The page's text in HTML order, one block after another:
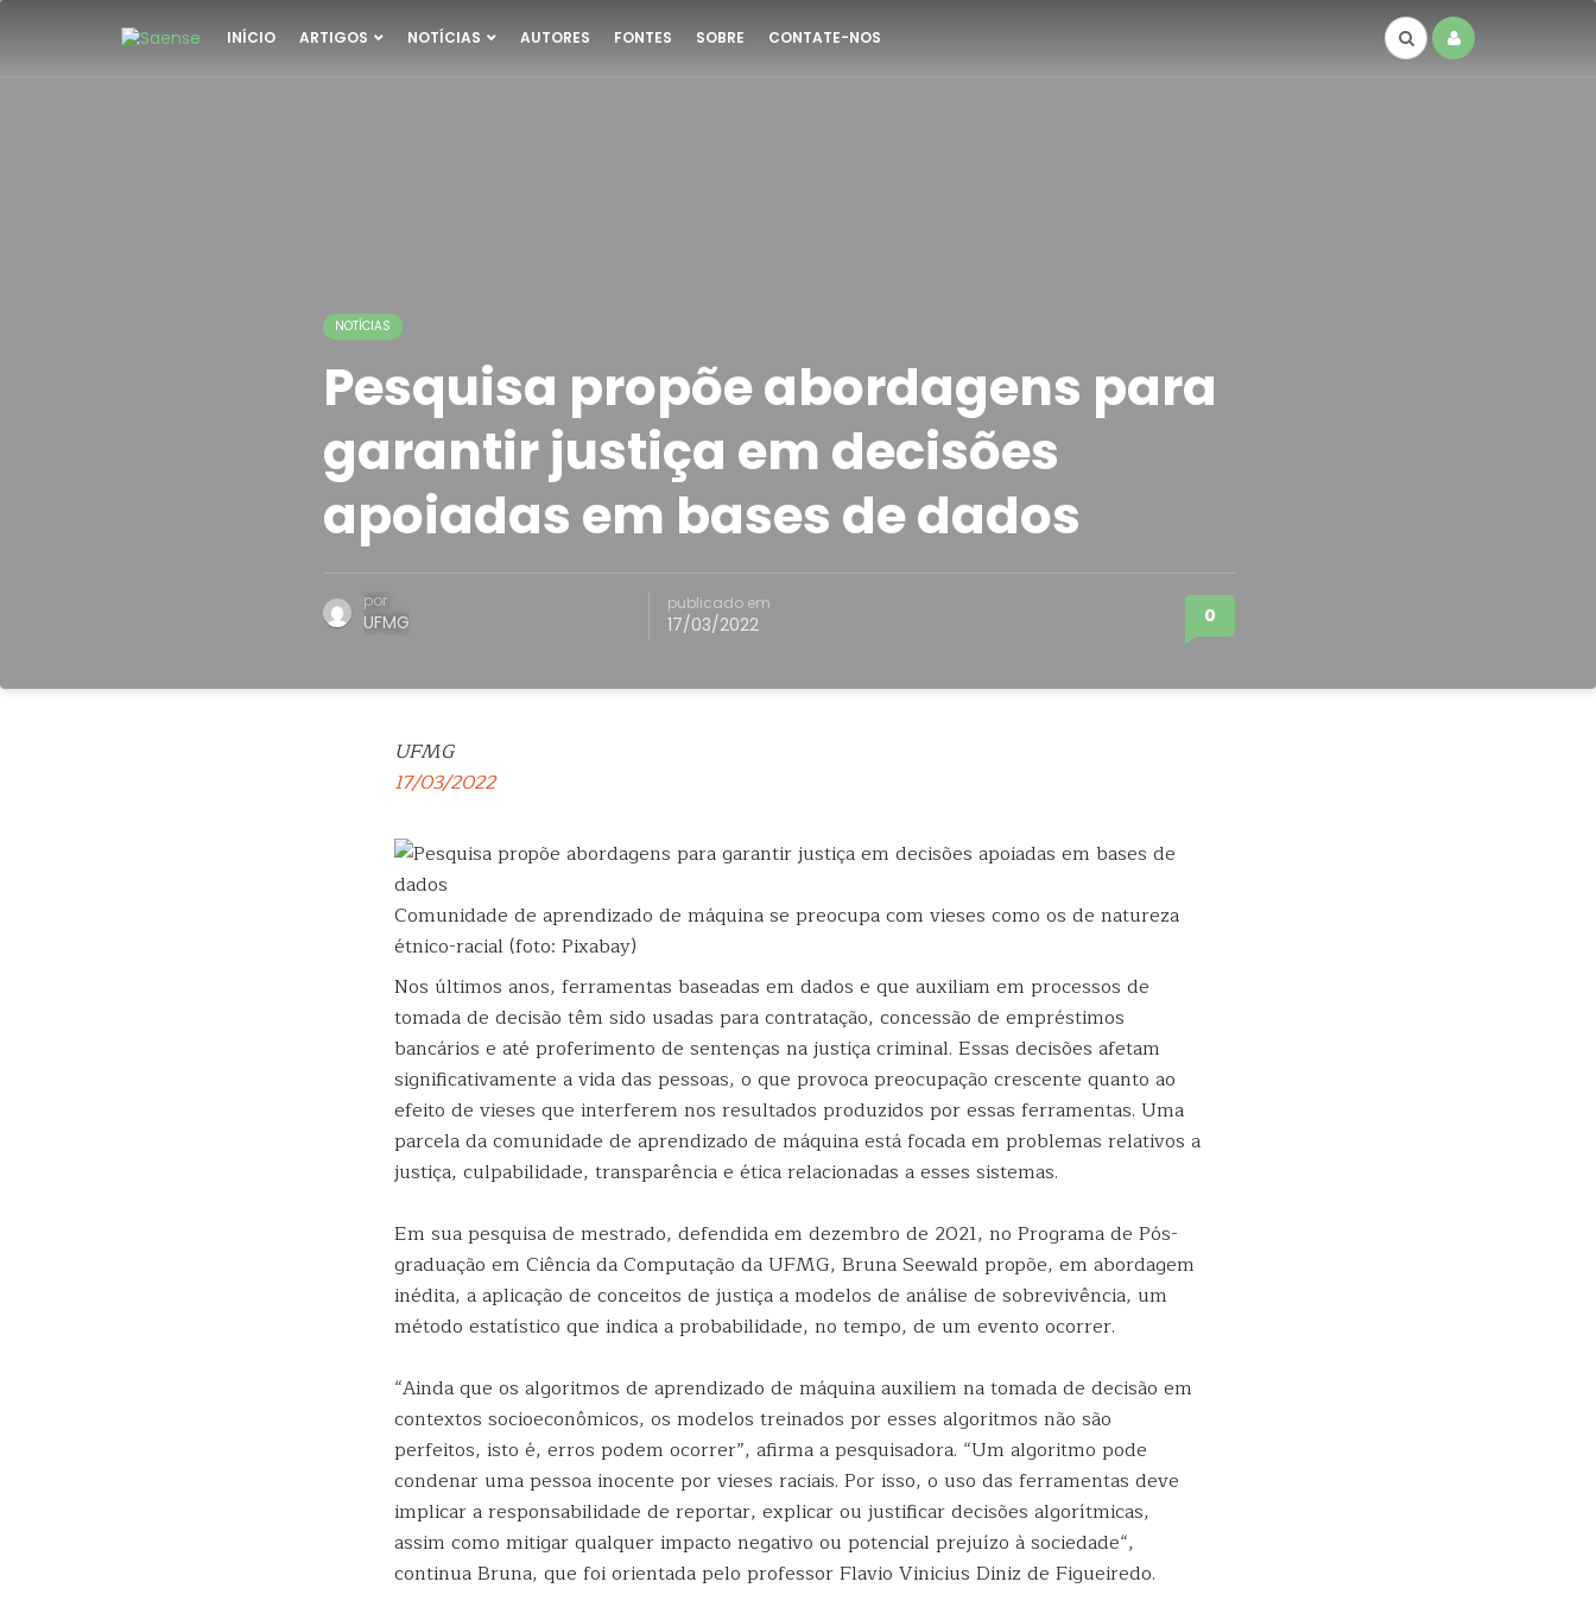
INÍCIO ARTIGOS NOTÍCIAS AUTORES FONTES SOBRE CONTATE-NOS
NOTÍCIAS
Pesquisa propõe abordagens para
garantir justiça em decisões
apoiadas em bases de dados
por
UFMG
publicado em
17/03/2022 0
UFMG
17/03/2022
Comunidade de aprendizado de máquina se preocupa com vieses como os de natureza
étnico-racial (foto: Pixabay)
Nos últimos anos, ferramentas baseadas em dados e que auxiliam em processos de
tomada de decisão têm sido usadas para contratação, concessão de empréstimos
bancários e até proferimento de sentenças na justiça criminal. Essas decisões afetam
significativamente a vida das pessoas, o que provoca preocupação crescente quanto ao
efeito de vieses que interferem nos resultados produzidos por essas ferramentas. Uma
parcela da comunidade de aprendizado de máquina está focada em problemas relativos a
justiça, culpabilidade, transparência e ética relacionadas a esses sistemas.
Em sua pesquisa de mestrado, defendida em dezembro de 2021, no Programa de Pós-
graduação em Ciência da Computação da UFMG, Bruna Seewald propõe, em abordagem
inédita, a aplicação de conceitos de justiça a modelos de análise de sobrevivência, um
método estatístico que indica a probabilidade, no tempo, de um evento ocorrer.
“Ainda que os algoritmos de aprendizado de máquina auxiliem na tomada de decisão em
contextos socioeconômicos, os modelos treinados por esses algoritmos não são
perfeitos, isto é, erros podem ocorrer”, afirma a pesquisadora. “Um algoritmo pode
condenar uma pessoa inocente por vieses raciais. Por isso, o uso das ferramentas deve
implicar a responsabilidade de reportar, explicar ou justificar decisões algorítmicas,
assim como mitigar qualquer impacto negativo ou potencial prejuízo à sociedade“,
continua Bruna, que foi orientada pelo professor Flavio Vinicius Diniz de Figueiredo.